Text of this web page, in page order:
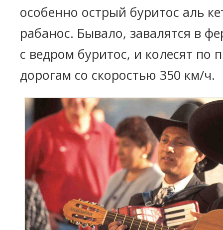
особенно острый буритос аль
рабанос. Бывало, завалятся в
с ведром буритос, и колесят по
дорогам со скоростью 350 км/ч.